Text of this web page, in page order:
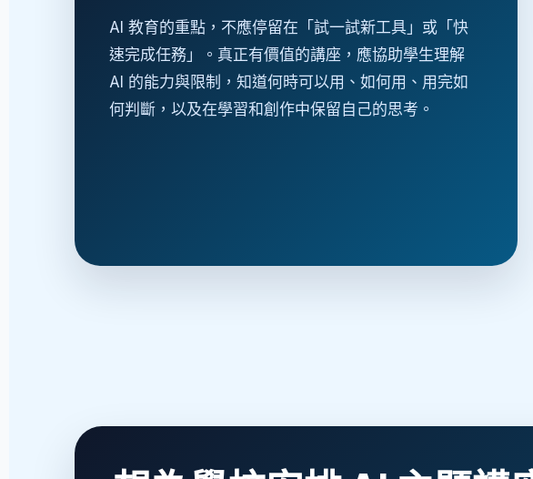
AI 教育的重點，不應停留在「試一試新工具」或「快
速完成任務」。真正有價值的講座，應協助學生理解
AI 的能力與限制，知道何時可以用、如何用、用完如
何判斷，以及在學習和創作中保留自己的思考。